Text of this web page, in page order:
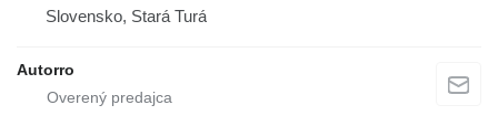
Slovensko, Stará Turá
Autorro